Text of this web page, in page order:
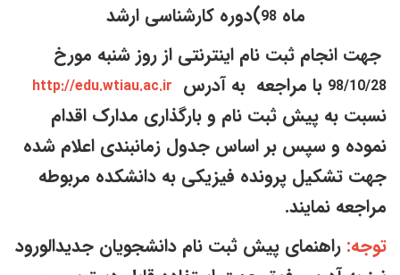
ماه98 )دوره کارشناسی ارشد
انجام ثبت نام اینترنتی از روز شنبه مورخ
98/10/با مراجعه به آدرس http://edu.wtiau.ac.ir
به پیش ثبت نام و بارگذاری مدارک اقدام
و سپس بر اساس جدول زمانبندی اعلام شده
تشکیل پرونده فیزیکی به دانشکده مربوطه
نمایند.
راهنمای پیش ثبت نام دانشجویان جدیدالورود